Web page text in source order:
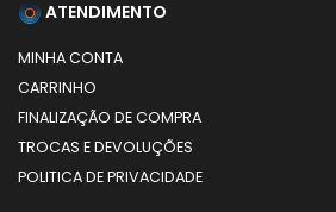
ATENDIMENTO
MINHA CONTA
CARRINHO
FINALIZAÇÃO DE COMPRA
TROCAS E DEVOLUÇÕES
POLITICA DE PRIVACIDADE